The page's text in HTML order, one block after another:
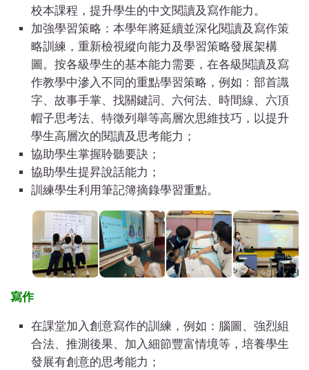
校本課程，提升學生的中文閱讀及寫作能力。
加強學習策略：本學年將延續並深化閱讀及寫作策
略訓練，重新檢視縱向能力及學習策略發展架構
圖。按各級學生的基本能力需要，在各級閱讀及寫
作教學中滲入不同的重點學習策略，例如﹕部首識
字、故事手掌、找關鍵詞、六何法、時間線、六頂
帽子思考法、特徵列舉等高層次思維技巧，以提升
學生高層次的閱讀及思考能力；
協助學生掌握聆聽要訣；
協助學生提昇說話能力；
訓練學生利用筆記簿摘錄學習重點。
寫作
在課堂加入創意寫作的訓練，例如：腦圖、強烈組
合法、推測後果、加入細節豐富情境等，培養學生
發展有創意的思考能力；